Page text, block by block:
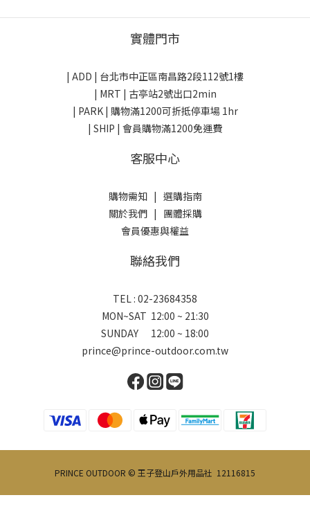
實體門市
| ADD | 台北市中正區南昌路2段112號1樓
| MRT | 古亭站2號出口2min
| PARK | 購物滿1200可折抵停車場 1hr
| SHIP | 會員購物滿1200免運費
客服中心
購物需知| 選購指南
關於我們| 團體採購
會員優惠與權益
聯絡我們
TEL : 02-23684358
MON~SAT 12:00 ~ 21:30
SUNDAY 12:00 ~ 18:00
prince@prince-outdoor.com.tw
PRINCE OUTDOOR © 王子登山戶外用品社 12116815